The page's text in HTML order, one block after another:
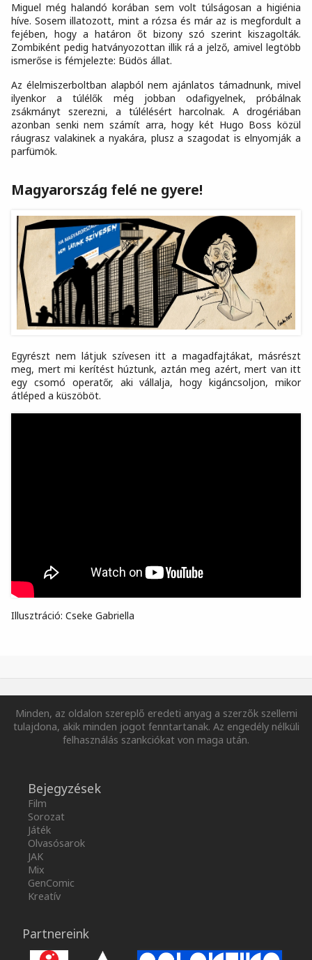
Miguel még halandó korában sem volt túlságosan a higiénia
híve. Sosem illatozott, mint a rózsa és már az is megfordult a
fejében, hogy a határon őt bizony szó szerint kiszagolták.
Zombiként pedig hatványozottan illik rá a jelző, amivel legtöbb
ismerőse is fémjelezte: Büdös állat.
Az élelmiszerboltban alapból nem ajánlatos támadnunk, mivel
ilyenkor a túlélők még jobban odafigyelnek, próbálnak
zsákmányt szerezni, a túlélésért harcolnak. A drogériában
azonban senki nem számít arra, hogy két Hugo Boss közül
ráugrasz valakinek a nyakára, plusz a szagodat is elnyomják a
parfümök.
Magyarország felé ne gyere!
Egyrészt nem látjuk szívesen itt a magadfajtákat, másrészt
meg, mert mi kerítést húztunk, aztán meg azért, mert van itt
egy csomó operatőr, aki vállalja, hogy kigáncsoljon, mikor
átléped a küszöböt.
Illusztráció: Cseke Gabriella
Minden, az oldalon szereplő eredeti anyag a szerzők szellemi
tulajdona, akik minden jogot fenntartanak. Az engedély nélküli
felhasználás szankciókat von maga után.
Bejegyzések
Film
Sorozat
Játék
Olvasósarok
JAK
Mix
GenComic
Kreatív
Partnereink